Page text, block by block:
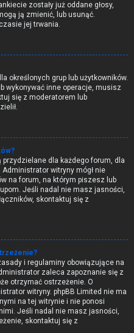
zostały już oddane głosy,
ją zmienić, lub usunąć.
jej trwania.
określonych grup lub użytkowników.
wykonywać inne operacje, musisz
się z moderatorem lub
dla każdego forum, dla
witryny mógł nie
na forum, na którym piszesz lub
Jeśli nadal nie masz jasności,
skontaktuj się z
i regulaminy obowiązujące na
zaleca zapoznanie się z
otrzymać ostrzeżenie. O
witryny. phpBB Limited nie ma
na tej witrynie i nie ponosi
Jeśli nadal nie masz jasności,
skontaktuj się z